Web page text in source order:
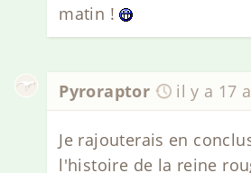
matin !
Pyroraptor il y a 17
Je rajouterais en
l'histoire de la reine